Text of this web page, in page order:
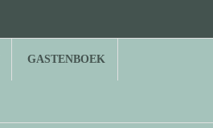
GASTENBOEK